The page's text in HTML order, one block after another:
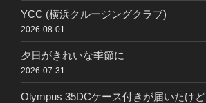
YCC (横浜クルージングクラブ)
2026-08-01
夕日がきれいな季節に
2026-07-31
Olympus 35DCケース付きが届いたけど